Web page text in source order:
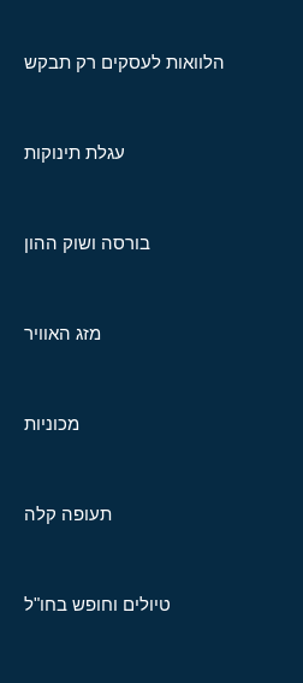
הלוואות לעסקים רק תבקש
עגלת תינוקות
בורסה ושוק ההון
מזג האוויר
מכוניות
תעופה קלה
טיולים וחופש בחו"ל